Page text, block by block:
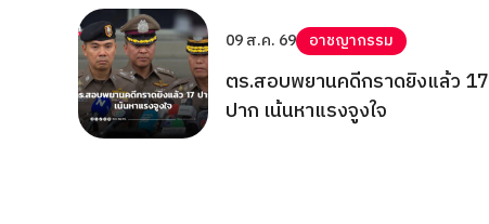
09 ส.ค. 69 อาชญากรรม
ตร.สอบพยานคดีกราดยิงแล้ว 17
ปาก เน้นหาแรงจูงใจ